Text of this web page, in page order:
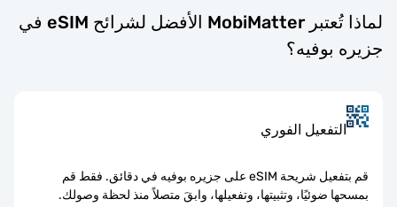
لماذا تُعتبر MobiMatter الأفضل لشرائح eSIM في
بوفيه؟
التفعيل الفوري
قم بتفعيل شريحة eSIM على جزيره بوفيه في دقائق. فقط قم
بمسحها ضوئيًا، وتثبيتها، وتفعيلها، وابقَ متصلاً منذ لحظة وصولك.